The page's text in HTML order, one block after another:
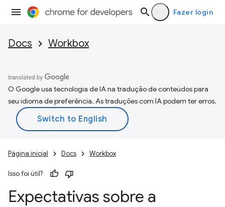
Fazer login
Docs Workbox
O Google usa tecnologia de IA na tradução de conteúdos para
seu idioma de preferência. As traduções com IA podem ter erros.
Página inicial Docs Workbox
Isso foi útil?
Expectativas sobre a